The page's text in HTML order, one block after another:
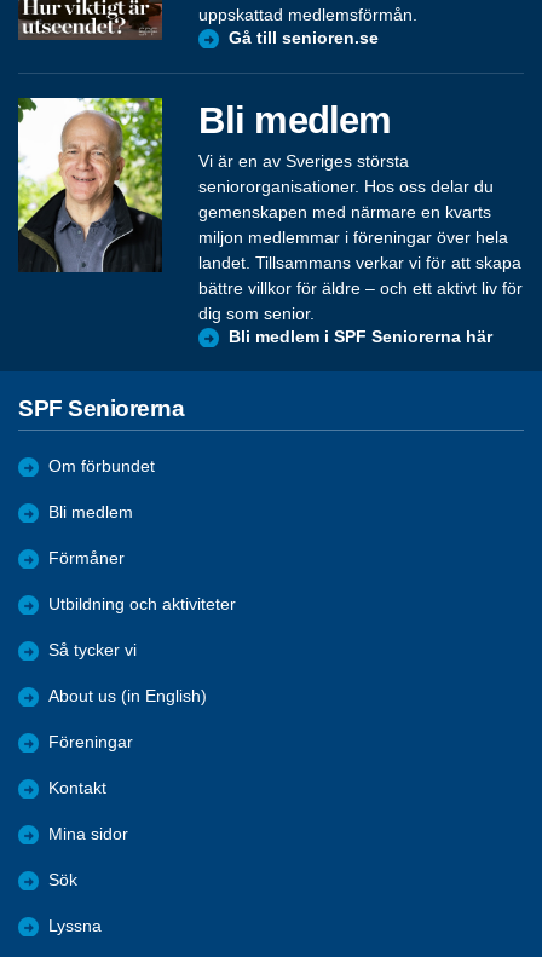
uppskattad medlemsförmån.
Gå till senioren.se
Bli medlem
Vi är en av Sveriges största
seniororganisationer. Hos oss delar du
gemenskapen med närmare en kvarts
miljon medlemmar i föreningar över hela
landet. Tillsammans verkar vi för att skapa
bättre villkor för äldre – och ett aktivt liv för
dig som senior.
Bli medlem i SPF Seniorerna här
SPF Seniorerna
Om förbundet
Bli medlem
Förmåner
Utbildning och aktiviteter
Så tycker vi
About us (in English)
Föreningar
Kontakt
Mina sidor
Sök
Lyssna